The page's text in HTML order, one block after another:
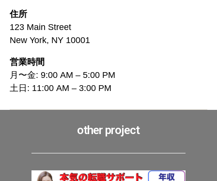
住所
123 Main Street
New York, NY 10001
営業時間
月〜金: 9:00 AM – 5:00 PM
土日: 11:00 AM – 3:00 PM
other project